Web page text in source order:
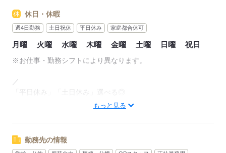
■9～18時の間で1日7h～
■週4～OK！
＼以下の条件もOK◎／
◇勤務曜日が選べる！
◇プライベートと両立もOK
※時間・曜日はお気軽にご相談下さい！
応募する
休日・休暇
週4日勤務 土日祝休 平日休み 家庭都合休可
月曜 火曜 水曜 木曜 金曜 土曜 日曜 祝日
※お仕事・勤務シフトにより異なります。
／
「平日休み」「土日休み」選べる◎
■有給休暇
■GW休暇
■夏季休暇
もっと見る
勤務先の情報